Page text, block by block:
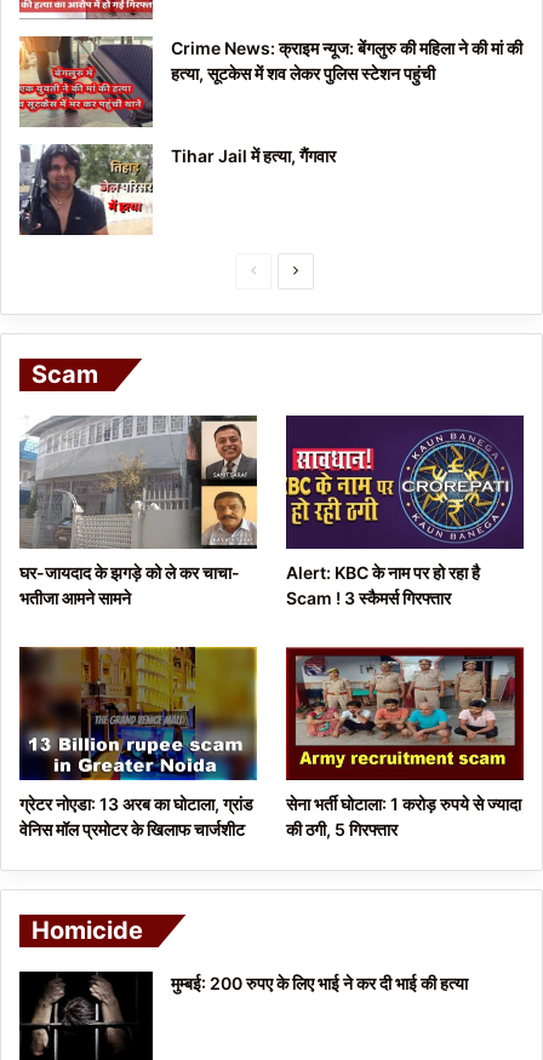
Crime News: क्राइम न्यूज: बेंगलुरु की महिला ने की मां की
हत्या, सूटकेस में शव लेकर पुलिस स्टेशन पहुंची
Tihar Jail में हत्या, गैंगवार
e
u
p
e
x
g
e
Scam
घर-जायदाद के झगड़े को ले कर चाचा-
भतीजा आमने सामने
Alert: KBC के नाम पर हो रहा है
Scam ! 3 स्कैमर्स गिरफ्तार
ग्रेटर नोएडा: 13 अरब का घोटाला, ग्रांड
वेनिस मॉल प्रमोटर के खिलाफ चार्जशीट
सेना भर्ती घोटाला: 1 करोड़ रुपये से ज्यादा
की ठगी, 5 गिरफ्तार
Homicide
मुम्बई: 200 रुपए के लिए भाई ने कर दी भाई की हत्या